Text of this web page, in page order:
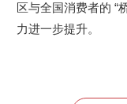
区与全国消费者的 “
力进一步提升。